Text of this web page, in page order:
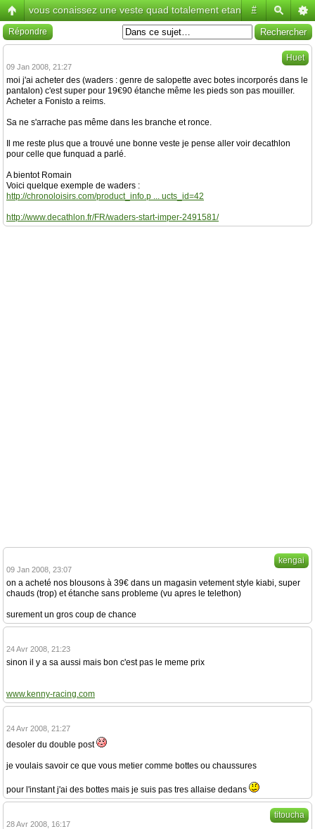
#
vous conaissez une veste quad totalement etanche?
Répondre
Huet
09 Jan 2008, 21:27
moi j'ai acheter des (waders : genre de salopette avec botes incorporés dans le
pantalon) c'est super pour 19€90 étanche même les pieds son pas mouiller.
Acheter a Fonisto a reims.
Sa ne s'arrache pas même dans les branche et ronce.
Il me reste plus que a trouvé une bonne veste je pense aller voir decathlon
pour celle que funquad a parlé.
A bientot Romain
Voici quelque exemple de waders :
http://chronoloisirs.com/product_info.p ... ucts_id=42
http://www.decathlon.fr/FR/waders-start-imper-2491581/
kengai
09 Jan 2008, 23:07
on a acheté nos blousons à 39€ dans un magasin vetement style kiabi, super
chauds (trop) et étanche sans probleme (vu apres le telethon)
surement un gros coup de chance
24 Avr 2008, 21:23
sinon il y a sa aussi mais bon c'est pas le meme prix
www.kenny-racing.com
24 Avr 2008, 21:27
desoler du double post
je voulais savoir ce que vous metier comme bottes ou chaussures
pour l'instant j'ai des bottes mais je suis pas tres allaise dedans
titoucha
28 Avr 2008, 16:17